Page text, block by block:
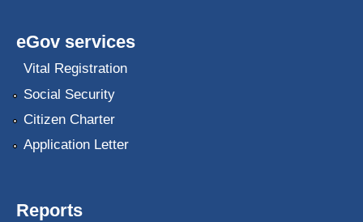
eGov services
Vital Registration
Social Security
Citizen Charter
Application Letter
Reports